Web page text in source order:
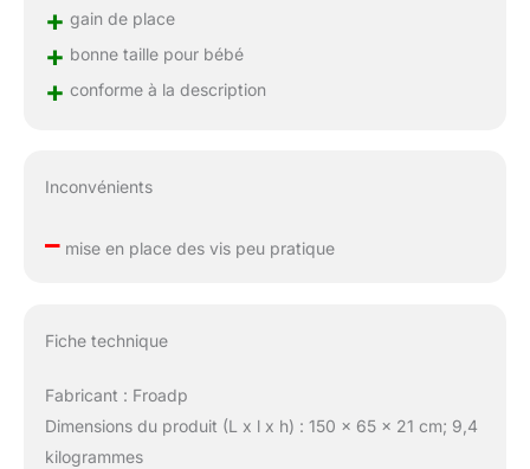
+ gain de place
+ bonne taille pour bébé
+ conforme à la description
Inconvénients
–mise en place des vis peu pratique
Fiche technique
Fabricant : Froadp
Dimensions du produit (L x l x h) : 150 x 65 x 21 cm; 9,4
kilogrammes